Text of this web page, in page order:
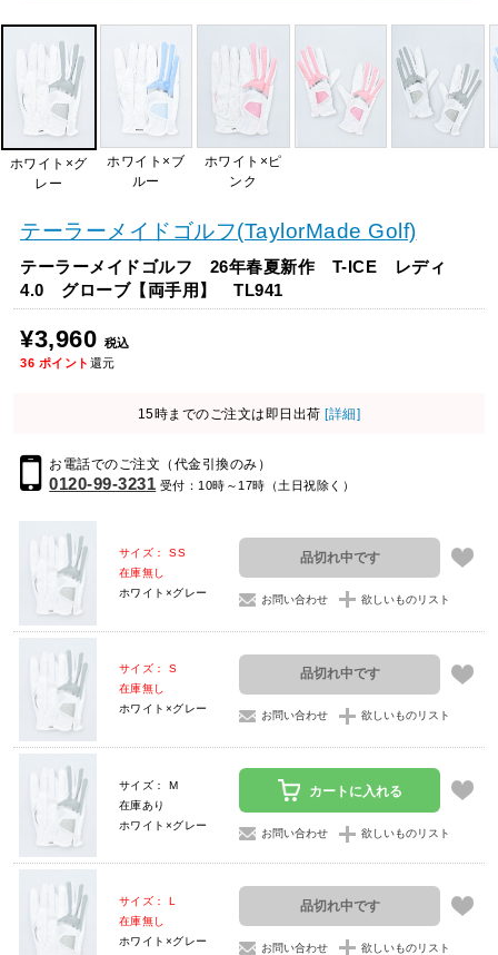
ホワイト×グ
レー
ホワイト×ブ
ルー
ホワイト×ピ
ンク
テーラーメイドゴルフ(TaylorMade Golf)
テーラーメイドゴルフ 26年春夏新作 T-ICE レディ
4.0 グローブ【両手用】 TL941
¥3,960 税込
36 ポイント 還元
15時までのご注文は即日出荷 [詳細]
お電話でのご注文（代金引換のみ）
0120-99-3231 受付：10時～17時（土日祝除く）
サイズ： SS
在庫無し
ホワイト×グレー
品切れ中です
お問い合わせ 欲しいものリスト
サイズ： S
在庫無し
ホワイト×グレー
品切れ中です
お問い合わせ 欲しいものリスト
サイズ： M
在庫あり
ホワイト×グレー
カートに入れる
お問い合わせ 欲しいものリスト
サイズ： L
在庫無し
ホワイト×グレー
品切れ中です
お問い合わせ 欲しいものリスト